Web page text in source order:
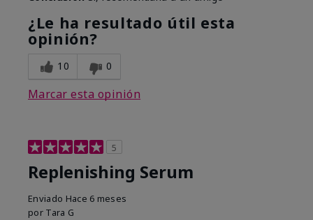
¿Le ha resultado útil esta
opinión?
10 0
Marcar esta opinión
5
Replenishing Serum
Enviado Hace 6 meses
por Tara G